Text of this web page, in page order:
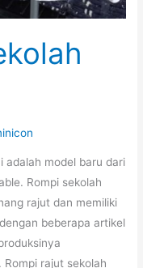
adalah model baru dari
Rompi sekolah
rajut dan memiliki
beberapa artikel
Rompi rajut sekolah